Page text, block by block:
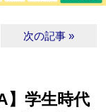
次の記事 »
】学生時代